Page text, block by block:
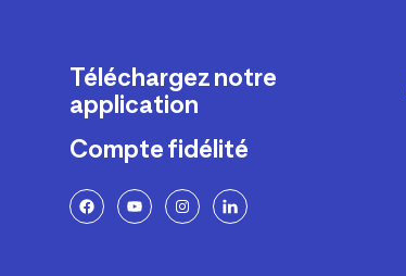
Téléchargez notre
application
Compte fidélité